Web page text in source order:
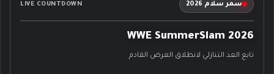
سمر سلام 2026 LIVE COUNTDOWN
WWE SummerSlam 2026
تابع العد التنازلي لانطلاق العرض القادم